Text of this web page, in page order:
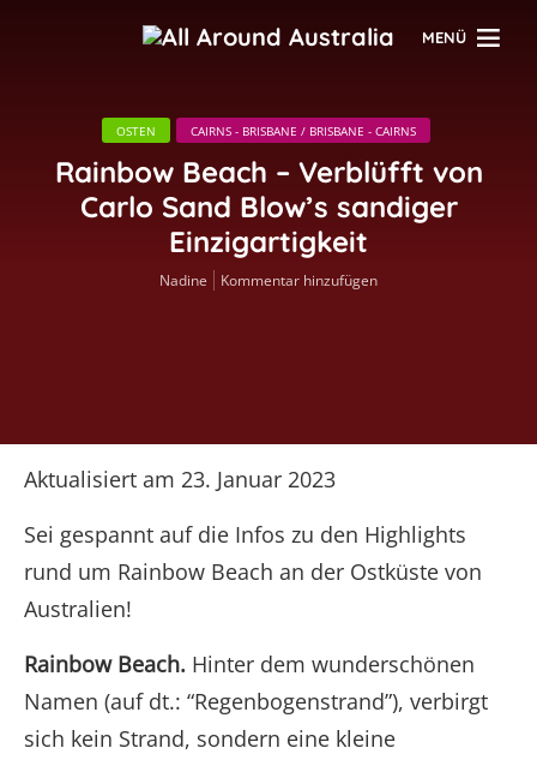
MENÜ
OSTEN CAIRNS - BRISBANE / BRISBANE - CAIRNS
Rainbow Beach – Verblüfft von
Carlo Sand Blow’s sandiger
Einzigartigkeit
Nadine Kommentar hinzufügen
Aktualisiert am 23. Januar 2023
Sei gespannt auf die Infos zu den Highlights
rund um Rainbow Beach an der Ostküste von
Australien!
Rainbow Beach. Hinter dem wunderschönen
Namen (auf dt.: “Regenbogenstrand”), verbirgt
sich kein Strand, sondern eine kleine